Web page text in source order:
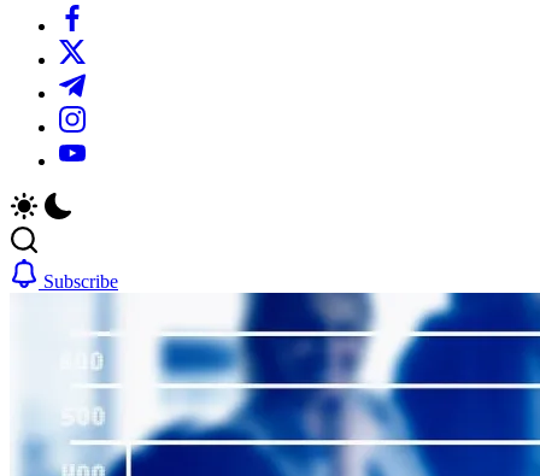
https://www.facebook.com/
https://twitter.com/
https://t.me/
https://www.instagram.com/
https://youtube.com/
Subscribe